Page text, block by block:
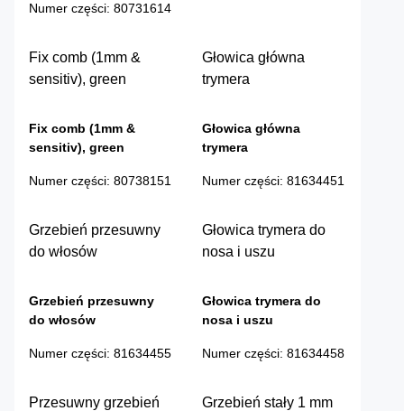
Numer części: 80731614
Fix comb (1mm &
sensitiv), green
Fix comb (1mm &
sensitiv), green
Numer części: 80738151
Głowica główna
trymera
Głowica główna
trymera
Numer części: 81634451
Grzebień przesuwny
do włosów
Grzebień przesuwny
do włosów
Numer części: 81634455
Głowica trymera do
nosa i uszu
Głowica trymera do
nosa i uszu
Numer części: 81634458
Przesuwny grzebień Grzebień stały 1 mm